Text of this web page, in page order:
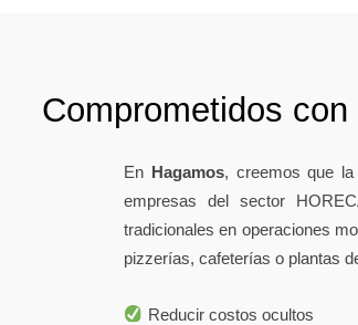
Comprometidos
En Hagamos, creemos que la
empresas del sector
tradicionales en operaciones
pizzerías, cafeterías o plantas
Reducir costos ocultos